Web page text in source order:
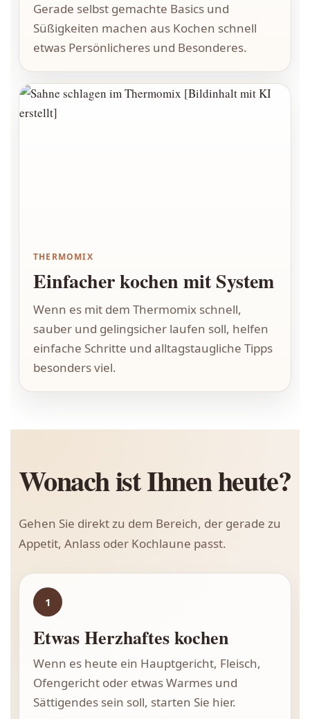
Gerade selbst gemachte Basics und
Süßigkeiten machen aus Kochen schnell
etwas Persönlicheres und Besonderes.
THERMOMIX
Einfacher kochen mit System
Wenn es mit dem Thermomix schnell,
sauber und gelingsicher laufen soll, helfen
einfache Schritte und alltagstaugliche Tipps
besonders viel.
Wonach ist Ihnen heute?
Gehen Sie direkt zu dem Bereich, der gerade zu
Appetit, Anlass oder Kochlaune passt.
1
Etwas Herzhaftes kochen
Wenn es heute ein Hauptgericht, Fleisch,
Ofengericht oder etwas Warmes und
Sättigendes sein soll, starten Sie hier.